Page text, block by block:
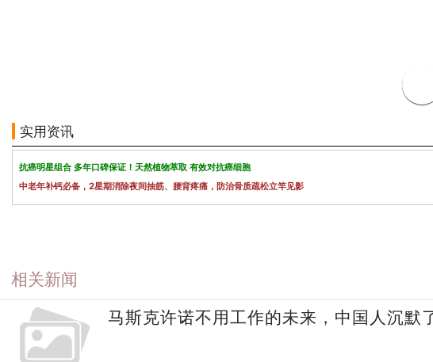
实用资讯
抗癌明星组合 多年口碑保证！天然植物萃取 有效对抗癌细胞
中老年补钙必备，2星期消除夜间抽筋、腰背疼痛，防治骨质疏松立竿见影
相关新闻
马斯克许诺不用工作的未来，中国人沉默